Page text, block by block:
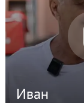
Иван